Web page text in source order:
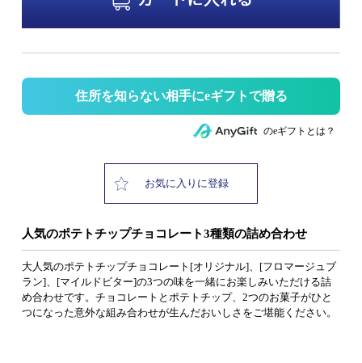
住所を知らない相手にeギフトで贈る
のeギフトとは？
お気に入りに登録
人気のポテトチップチョコレート3種類の詰め合わせ
大人気のポテトチップチョコレート[オリジナル]、[フロマージュブ
ラン]、[マイルドビター]の3つの味を一緒にお楽しみいただける詰
め合わせです。チョコレートとポテトチップ、2つのお菓子がひと
つになった意外な組み合わせが生んだおいしさをご堪能ください。